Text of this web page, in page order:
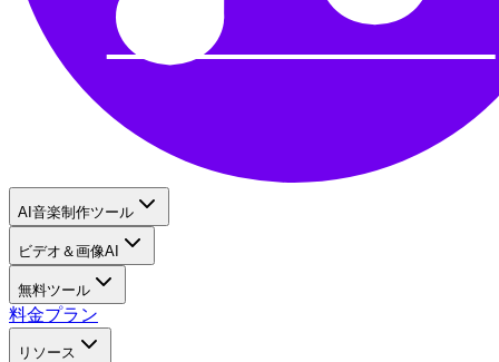
AI音楽制作ツール
ビデオ＆画像AI
無料ツール
料金プラン
リソース